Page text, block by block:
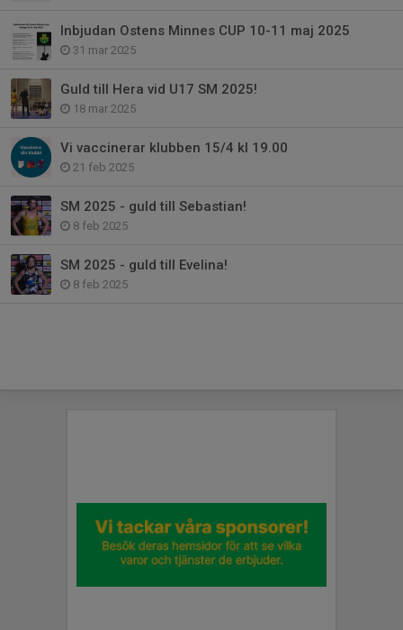
Inbjudan Ostens Minnes CUP 10-11 maj 2025
31 mar 2025
Guld till Hera vid U17 SM 2025!
18 mar 2025
Vi vaccinerar klubben 15/4 kl 19.00
21 feb 2025
SM 2025 - guld till Sebastian!
8 feb 2025
SM 2025 - guld till Evelina!
8 feb 2025